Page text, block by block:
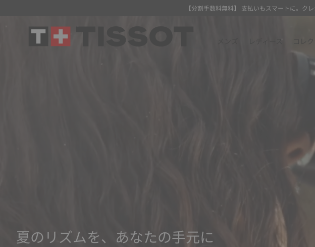
【分割手数料無料】 支払いもスマートに。ク
コレ
夏のリズムを、あなたの手元に